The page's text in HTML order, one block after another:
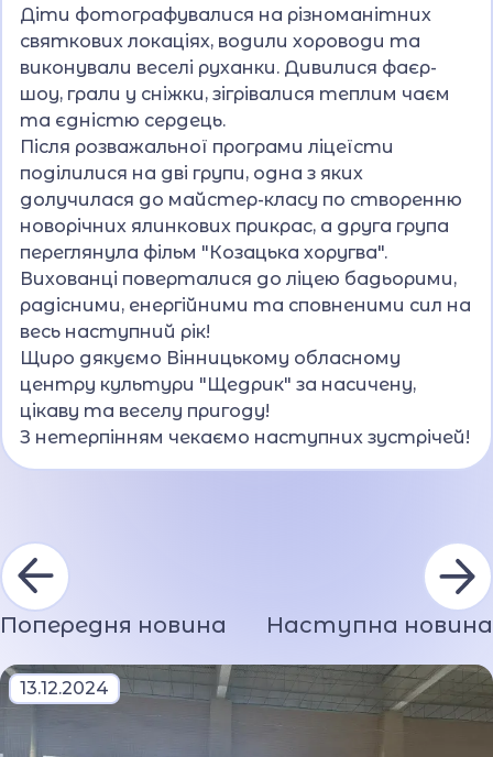
Діти фотографувалися на різноманітних
святкових локаціях, водили хороводи та
виконували веселі руханки. Дивилися фаєр-
шоу, грали у сніжки, зігрівалися теплим чаєм
та єдністю сердець.
Після розважальної програми ліцеїсти
поділилися на дві групи, одна з яких
долучилася до майстер-класу по створенню
новорічних ялинкових прикрас, а друга група
переглянула фільм "Козацька хоругва".
Вихованці поверталися до ліцею бадьорими,
радісними, енергійними та сповненими сил на
весь наступний рік!
Щиро дякуємо Вінницькому обласному
центру культури "Щедрик" за насичену,
цікаву та веселу пригоду!
З нетерпінням чекаємо наступних зустрічей!
Попередня новина Наступна новина
13.12.2024